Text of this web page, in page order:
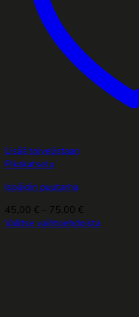
Lisää toivelistaan
Pikakatselu
Isoäidin puutarha
45,00 € 75,00 €
45,00 €
Valitse vaihtoehdoista